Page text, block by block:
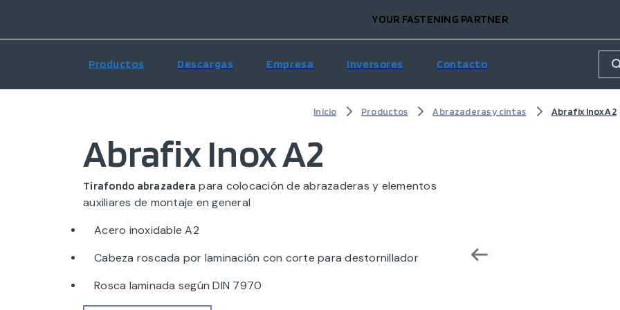
YOUR FASTENING PARTNER
Productos Descargas Empresa Inversores Contacto
Inicio Productos Abrazaderas y cintas Abrafix Inox A2
Abrafix Inox A2
Tirafondo abrazadera para colocación de abrazaderas y elementos
auxiliares de montaje en general
Acero inoxidable A2
Cabeza roscada por laminación con corte para destornillador
Rosca laminada según DIN 7970